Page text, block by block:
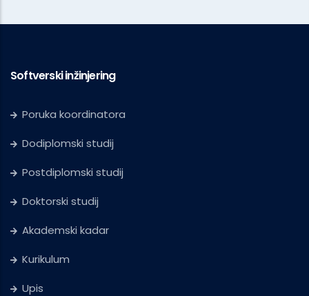
Softverski inžinjering
Poruka koordinatora
Dodiplomski studij
Postdiplomski studij
Doktorski studij
Akademski kadar
Kurikulum
Upis